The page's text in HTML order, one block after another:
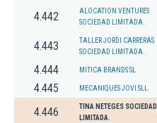
4.442
ALOCATION VENTURES
SOCIEDAD LIMITADA.
4.443
TALLER JORDI CARRERAS
SOCIEDAD LIMITADA.
4.444 MITICA BRANDS SL.
4.445 MECANIQUES JOVI SLL
4.446
TINA NETEGES SOCIEDAD
LIMITADA.